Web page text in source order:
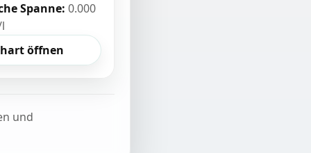
Spanne: 0.000
öffnen
und